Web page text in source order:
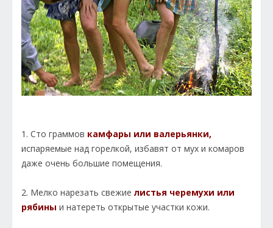
1. Сто граммов камфары или валерьянки,
испаряемые над горелкой, избавят от мух и комаров
даже очень большие помещения.
2. Мелко нарезать свежие листья черемухи или
рябины и натереть открытые участки кожи.